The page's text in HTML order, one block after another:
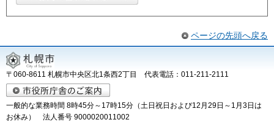
ページの先頭へ戻る
〒060-8611 札幌市中央区北1条西2丁目 代表電話：011-211-2111
一般的な業務時間 8時45分～17時15分（土日祝日および12月29日～1月3日は
お休み） 法人番号 9000020011002